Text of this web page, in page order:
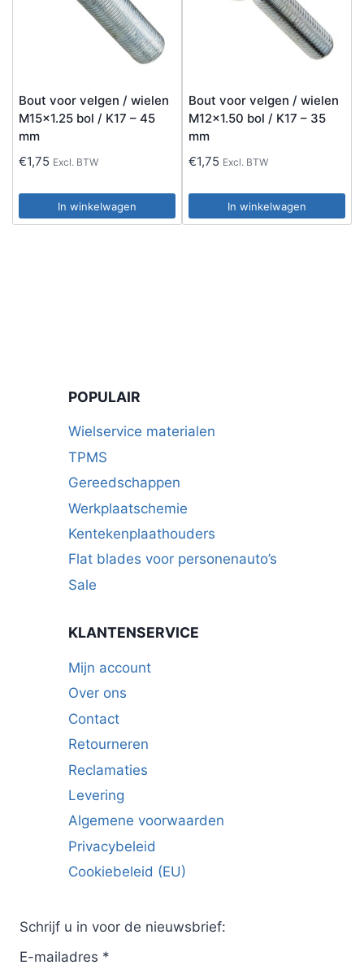
Bout voor velgen / wielen
M15x1.25 bol / K17 – 45
mm
€1,75 Excl. BTW
In winkelwagen
Bout voor velgen / wielen
M12x1.50 bol / K17 – 35
mm
€1,75 Excl. BTW
In winkelwagen
POPULAIR
Wielservice materialen
TPMS
Gereedschappen
Werkplaatschemie
Kentekenplaathouders
Flat blades voor personenauto’s
Sale
KLANTENSERVICE
Mijn account
Over ons
Contact
Retourneren
Reclamaties
Levering
Algemene voorwaarden
Privacybeleid
Cookiebeleid (EU)
Schrijf u in voor de nieuwsbrief:
E-mailadres *